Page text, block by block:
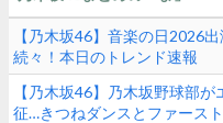
【乃木坂46】音楽の日2026
続々！本日のトレンド速報
【乃木坂46】乃木坂野球部
征…きつねダンスとファース